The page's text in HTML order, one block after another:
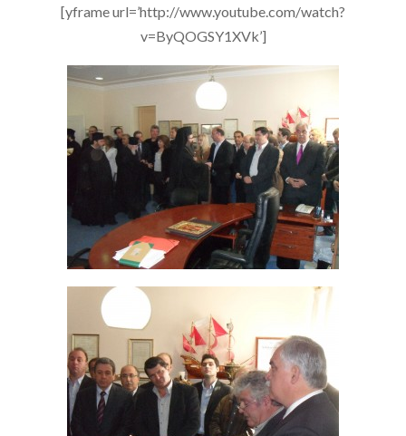
[yframe url=’http://www.youtube.com/watch?
v=ByQOGSY1XVk’]